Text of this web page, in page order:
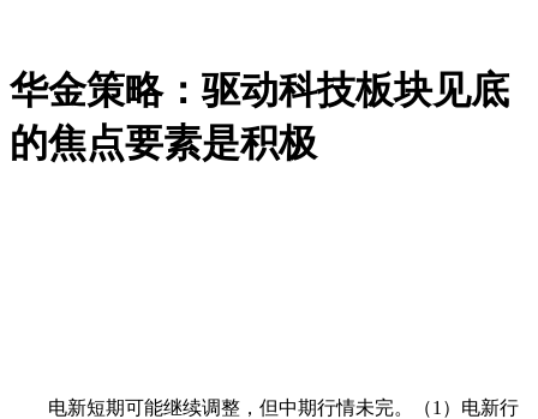
华金策略：驱动科技板块见底
的焦点要素是积极
电新短期可能继续调整，但中期行情未完。（1）电新行